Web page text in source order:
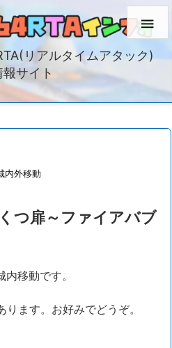
リアルタイムアタック)
報サイト

内外移動
つ扉～ファイアバブ
移動です。
ます。お好みでどうぞ。